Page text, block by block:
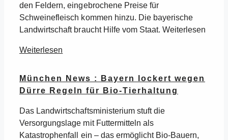
den Feldern, eingebrochene Preise für
Schweinefleisch kommen hinzu. Die bayerische
Landwirtschaft braucht Hilfe vom Staat. Weiterlesen
Weiterlesen
München News : Bayern lockert wegen
Dürre Regeln für Bio-Tierhaltung
Das Landwirtschaftsministerium stuft die
Versorgungslage mit Futtermitteln als
Katastrophenfall ein – das ermöglicht Bio-Bauern,